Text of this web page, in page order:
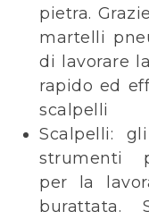
pietra.
martelli
di lavorare
rapido ed
scalpelli
Scalpelli:
strumenti
per la